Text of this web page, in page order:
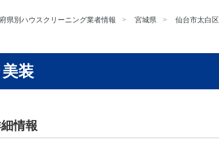
県別ハウスクリーニング業者情報 宮城県 仙台市太白区
装
情報